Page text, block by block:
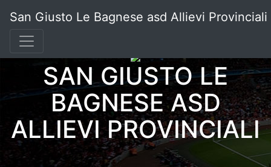
San Giusto Le Bagnese asd Allievi Provinciali
SAN GIUSTO LE
BAGNESE ASD
ALLIEVI PROVINCIALI